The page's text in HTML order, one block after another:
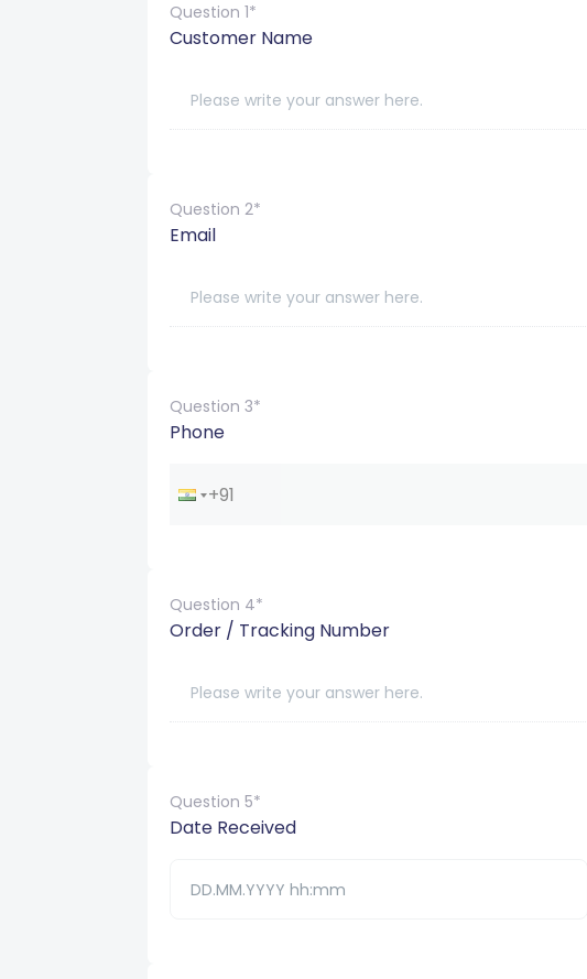
Question 1*
Customer Name
Question 2*
Email
Question 3*
Phone
Question 4*
Order / Tracking Number
Question 5*
Date Received